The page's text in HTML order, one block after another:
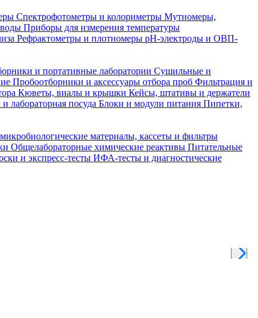
Спектрофотометры и колориметры Мутномеры,
Приборы для измерения температуры
Рефрактометры и плотномеры pH-электроды и ОВП-
и портативные лаборатории Сушильные и
Пробоотборники и аксессуары отбора проб Фильтрация и
Кюветы, виалы и крышки Кейсы, штативы и держатели
лабораторная посуда Блоки и модули питания Пипетки,
материалы, кассеты и фильтры
Общелабораторные химические реактивы Питательные
и экспресс-тесты ИФА-тесты и диагностические